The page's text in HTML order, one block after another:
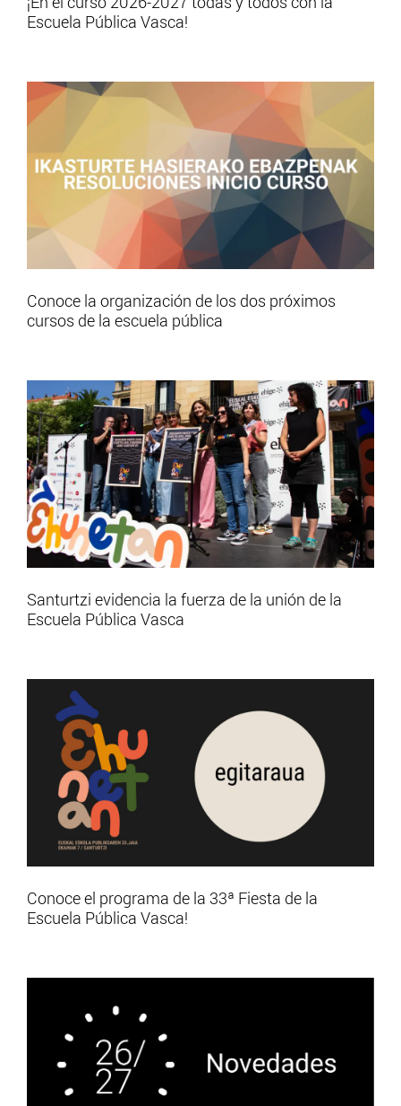
Escuela Pública Vasca!
Conoce la organización de los dos próximos
cursos de la escuela pública
Santurtzi evidencia la fuerza de la unión de la
Escuela Pública Vasca
Conoce el programa de la 33ª Fiesta de la
Escuela Pública Vasca!